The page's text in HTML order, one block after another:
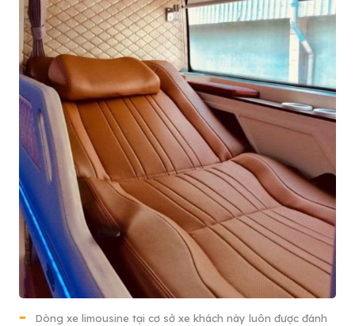
Dòng xe limousine tại cơ sở xe khách này luôn được đánh